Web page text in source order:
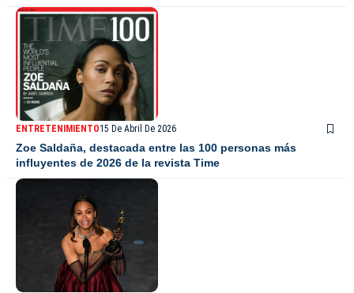
ENTRETENIMIENTO15 De Abril De 2026
Zoe Saldaña, destacada entre las 100 personas más
influyentes de 2026 de la revista Time